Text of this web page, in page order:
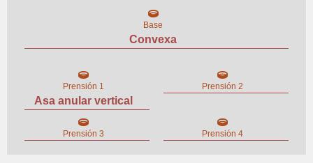
Base
Convexa
Prensión 1
Asa anular vertical
Prensión 2
Prensión 3 Prensión 4